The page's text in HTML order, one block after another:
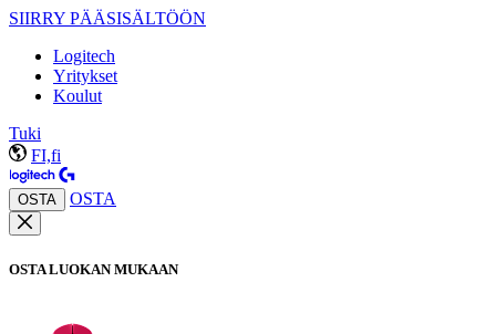
SIIRRY PÄÄSISÄLTÖÖN
Logitech
Yritykset
Koulut
Tuki
FI,fi
OSTA OSTA
OSTA LUOKAN MUKAAN